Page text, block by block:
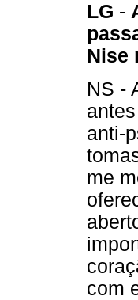
LG -
Nise
NS -
anti-
me
com